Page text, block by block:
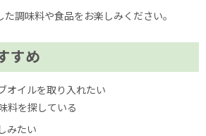
調味料や食品をお楽しみください。
すめ
オイルを取り入れたい
料を探している
みたい